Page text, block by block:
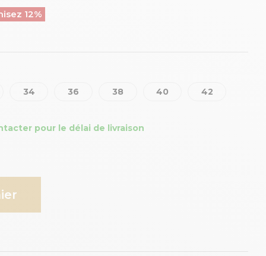
12%
34 36 38 40 42
pour le délai de livraison